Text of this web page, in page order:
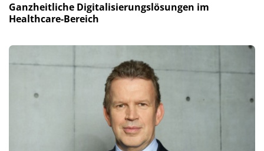
Ganzheitliche Digitalisierungslösungen im
Healthcare-Bereich